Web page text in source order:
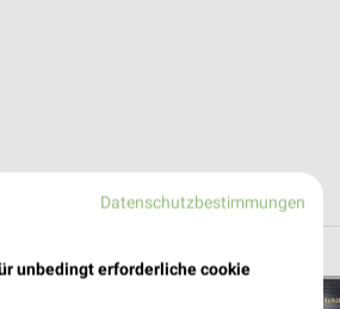
Datenschutzbestimmungen
unbedingt erforderliche cookie